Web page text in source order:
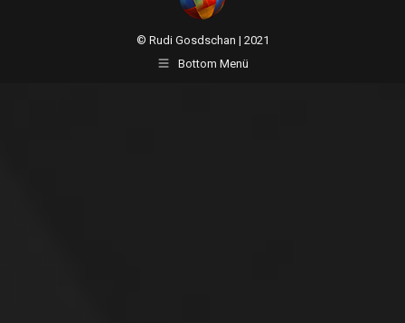
© Rudi Gosdschan | 2021
Bottom Menü